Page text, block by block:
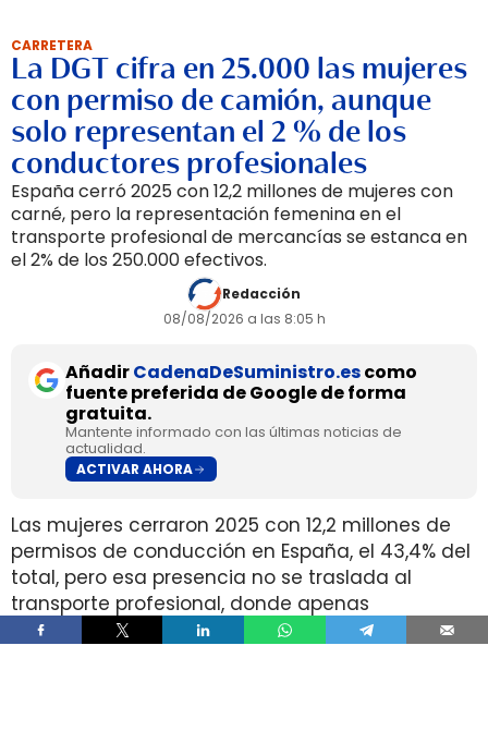
CARRETERA
La DGT cifra en 25.000 las mujeres
con permiso de camión, aunque
solo representan el 2 % de los
conductores profesionales
España cerró 2025 con 12,2 millones de mujeres con
carné, pero la representación femenina en el
transporte profesional de mercancías se estanca en
el 2% de los 250.000 efectivos.
Redacción
08/08/2026 a las 8:05 h
AñadirCadenaDeSuministro.escomo
fuente preferida de Google de forma
gratuita.
Mantente informado con las últimas noticias de
actualidad.
ACTIVAR AHORA
Las mujeres cerraron 2025 con 12,2 millones de
permisos de conducción en España, el 43,4% del
total, pero esa presencia no se traslada al
transporte profesional, donde apenas
representan el 2% de un colectivo de 250.000